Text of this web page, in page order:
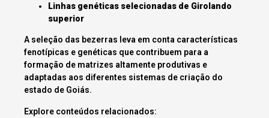
Linhas genéticas selecionadas de Girolando
superior
A seleção das bezerras leva em conta características
fenotípicas e genéticas que contribuem para a
formação de matrizes altamente produtivas e
adaptadas aos diferentes sistemas de criação do
estado de Goiás.
Explore conteúdos relacionados: